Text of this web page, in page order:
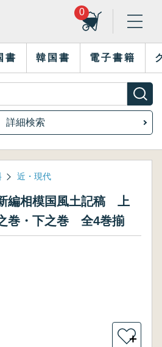
0
書 韓国書 電子書籍
詳細検索
近・現代
編相模国風土記稿 上
巻・下之巻 全4巻揃
＋